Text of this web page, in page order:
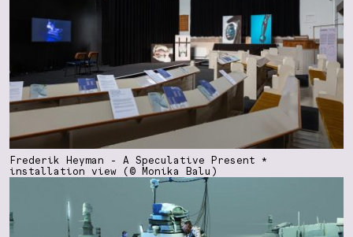
Frederik Heyman - A Speculative Present *
installation view (© Monika Balu)